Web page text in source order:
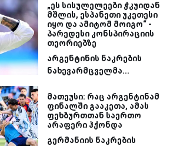
„ეს სისულელეები ჭკუიდან
მშლის, ესპანეთი უკეთესი
იყო და ამიტომ მოიგო“ -
პარედესი კონსპირაციის
თეორიებზე
არგენტინის ნაკრების
ნახევარმცველმა...
მათეუსი: რაც არგენტინამ
ფინალში გააკეთა, ამას
ფეხბურთთან საერთო
არაფერი ჰქონდა
გერმანიის ნაკრების